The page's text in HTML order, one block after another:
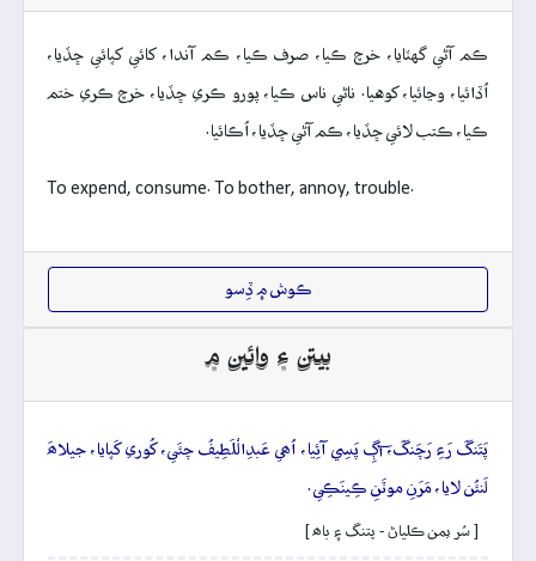
ڪم آڻي گهٽايا، خرچ ڪيا، صرف ڪيا، ڪم آندا، کائي کپائي ڇڏيا،
اُڏائيا، وڃائيا، کوهيا. ناڻي ناس ڪيا، پورو ڪري ڇڏيا، خرچ ڪري ختم
ڪيا، ڪتب لائي ڇڏيا، ڪم آڻي ڇڏيا، اُڪائيا.
To expend, consume. To bother, annoy, trouble.
ڪوش ۾ ڏِسو
بيتن ۽ وائين ۾
پَتَنگَ رَءِ رَچَنگَ، آڳِ پَسِي آئِيا، اُھي عَبدِالْلَطِيفُ چئَي، کُوري کَپايا، جيلاھَ
لَنئُن لايا، مَرَنِ موٽَنِ ڪِينَڪِي.
[ سُر يمن ڪلياڻ - پتنگ ۽ باھ ]